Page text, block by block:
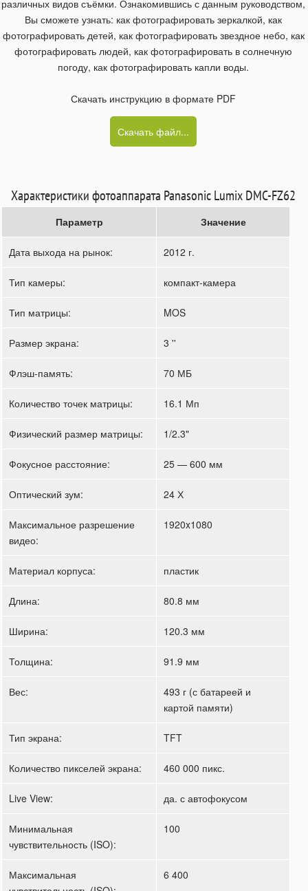
различных видов съёмки. Ознакомившись с данным руководством,
Вы сможете узнать: как фотографировать зеркалкой, как
фотографировать детей, как фотографировать звездное небо, как
фотографировать людей, как фотографировать в солнечную
погоду, как фотографировать капли воды.
Скачать инструкцию в формате PDF
Скачать файл...
Характеристики фотоаппарата Panasonic Lumix DMC-FZ62
Параметр Значение
Дата выхода на рынок: 2012 г.
Тип камеры: компакт-камера
Тип матрицы: MOS
Размер экрана: 3 ''
Флэш-память: 70 МБ
Количество точек матрицы: 16.1 Мп
Физический размер матрицы: 1/2.3"
Фокусное расстояние: 25 — 600 мм
Оптический зум: 24 Х
Максимальное разрешение
видео:
1920x1080
Материал корпуса: пластик
Длина: 80.8 мм
Ширина: 120.3 мм
Толщина: 91.9 мм
Вес:
493 г (с батареей и
картой памяти)
Тип экрана: TFT
Количество пикселей экрана: 460 000 пикс.
Live View: да. с автофокусом
Минимальная
чувствительность (ISO):
100
Максимальная
6 400